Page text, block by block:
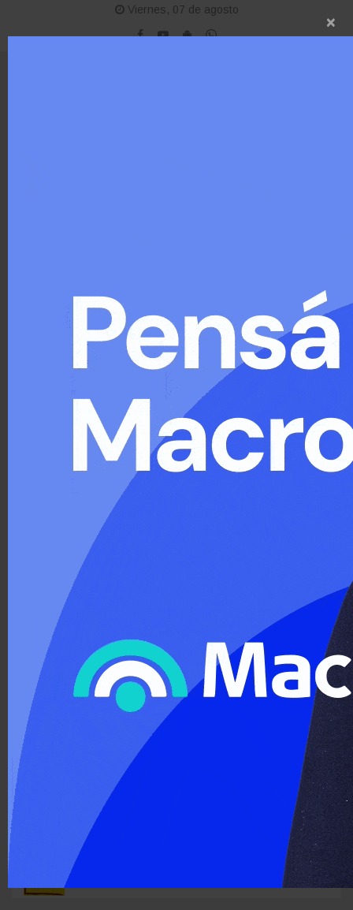
Viernes, 07 de agosto
ÚLTIMO MOMENTO :
los
El Senado aprobó la Ley de Propiedad Privada y el Gobierno
debió ceder modificaciones a la Ley de Manejo de Fuego
›
×